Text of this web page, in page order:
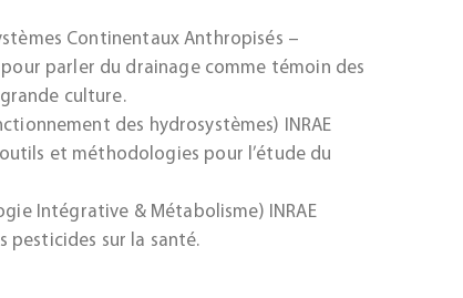
Continentaux Anthropisés –
pour parler du drainage comme témoin des
culture.
des hydrosystèmes) INRAE
et méthodologies pour l’étude du
Intégrative & Métabolisme) INRAE
pesticides sur la santé.